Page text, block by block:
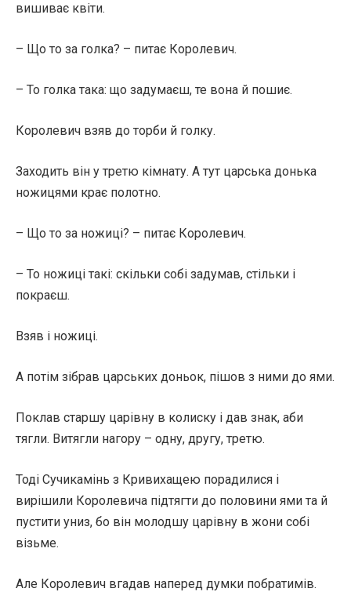
вишиває квіти.
– Що то за голка? – питає Королевич.
– То голка така: що задумаєш, те вона й пошиє.
Королевич взяв до торби й голку.
Заходить він у третю кімнату. А тут царська донька
ножицями крає полотно.
– Що то за ножиці? – питає Королевич.
– То ножиці такі: скільки собі задумав, стільки і
покраєш.
Взяв і ножиці.
А потім зібрав царських доньок, пішов з ними до ями.
Поклав старшу царівну в колиску і дав знак, аби
тягли. Витягли нагору – одну, другу, третю.
Тоді Сучикамінь з Кривихащею порадилися і
вирішили Королевича підтягти до половини ями та й
пустити униз, бо він молодшу царівну в жони собі
візьме.
Але Королевич вгадав наперед думки побратимів.